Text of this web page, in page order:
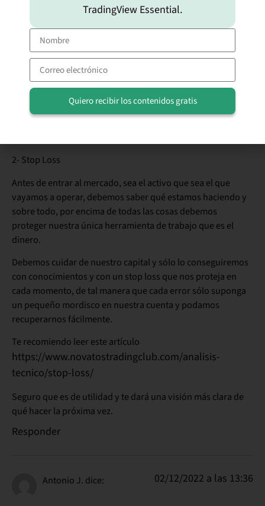
que requiere de muchos conocimientos y experiencia, ya
que también está expuesto a muchos factores macro que
hacen que las cotizaciones se tambaleen a mucha velocidad.
Sentimos que tu experiencia operando el par GBPUSD haya
sido tan fugaz y negativa.
Hay dos normas fundamentales que hay que seguir antes de
operar en algún mercado regulado:
2- Stop Loss
Antes de entrar al mercado, sea el activo que sea el que
vayamos a operar, debemos saber qué estamos haciendo y
sobre todo, por encima de todas las cosas debemos
proteger nuestra única herramienta de trabajo que es el
dinero.
Debemos cuidar de nuestro capital y sólo lo conseguiremos
con conocimientos y con un stop loss que nos proteja en
cada momento, de tal manera que cada error sólo suponga
un pequeño mordisco en nuestra cuenta y podamos
recuperarnos fácilmente.
Te recomiendo leer este artículo
https://www.novatostradingclub.com/analisis-
tecnico/stop-loss/
Seguro que es de utilidad y te dará una visión más clara de
qué hacer la próxima vez.
Responder
Antonio J. dice: 02/12/2022 a las 13:36
TradingView Essential.
Quiero recibir los contenidos gratis